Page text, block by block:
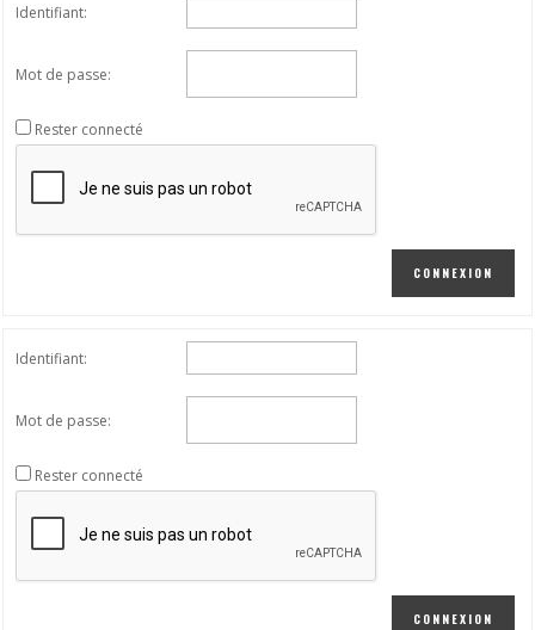
Identifiant:
Mot de passe:
Rester connecté
CONNEXION
Identifiant:
Mot de passe:
Rester connecté
CONNEXION